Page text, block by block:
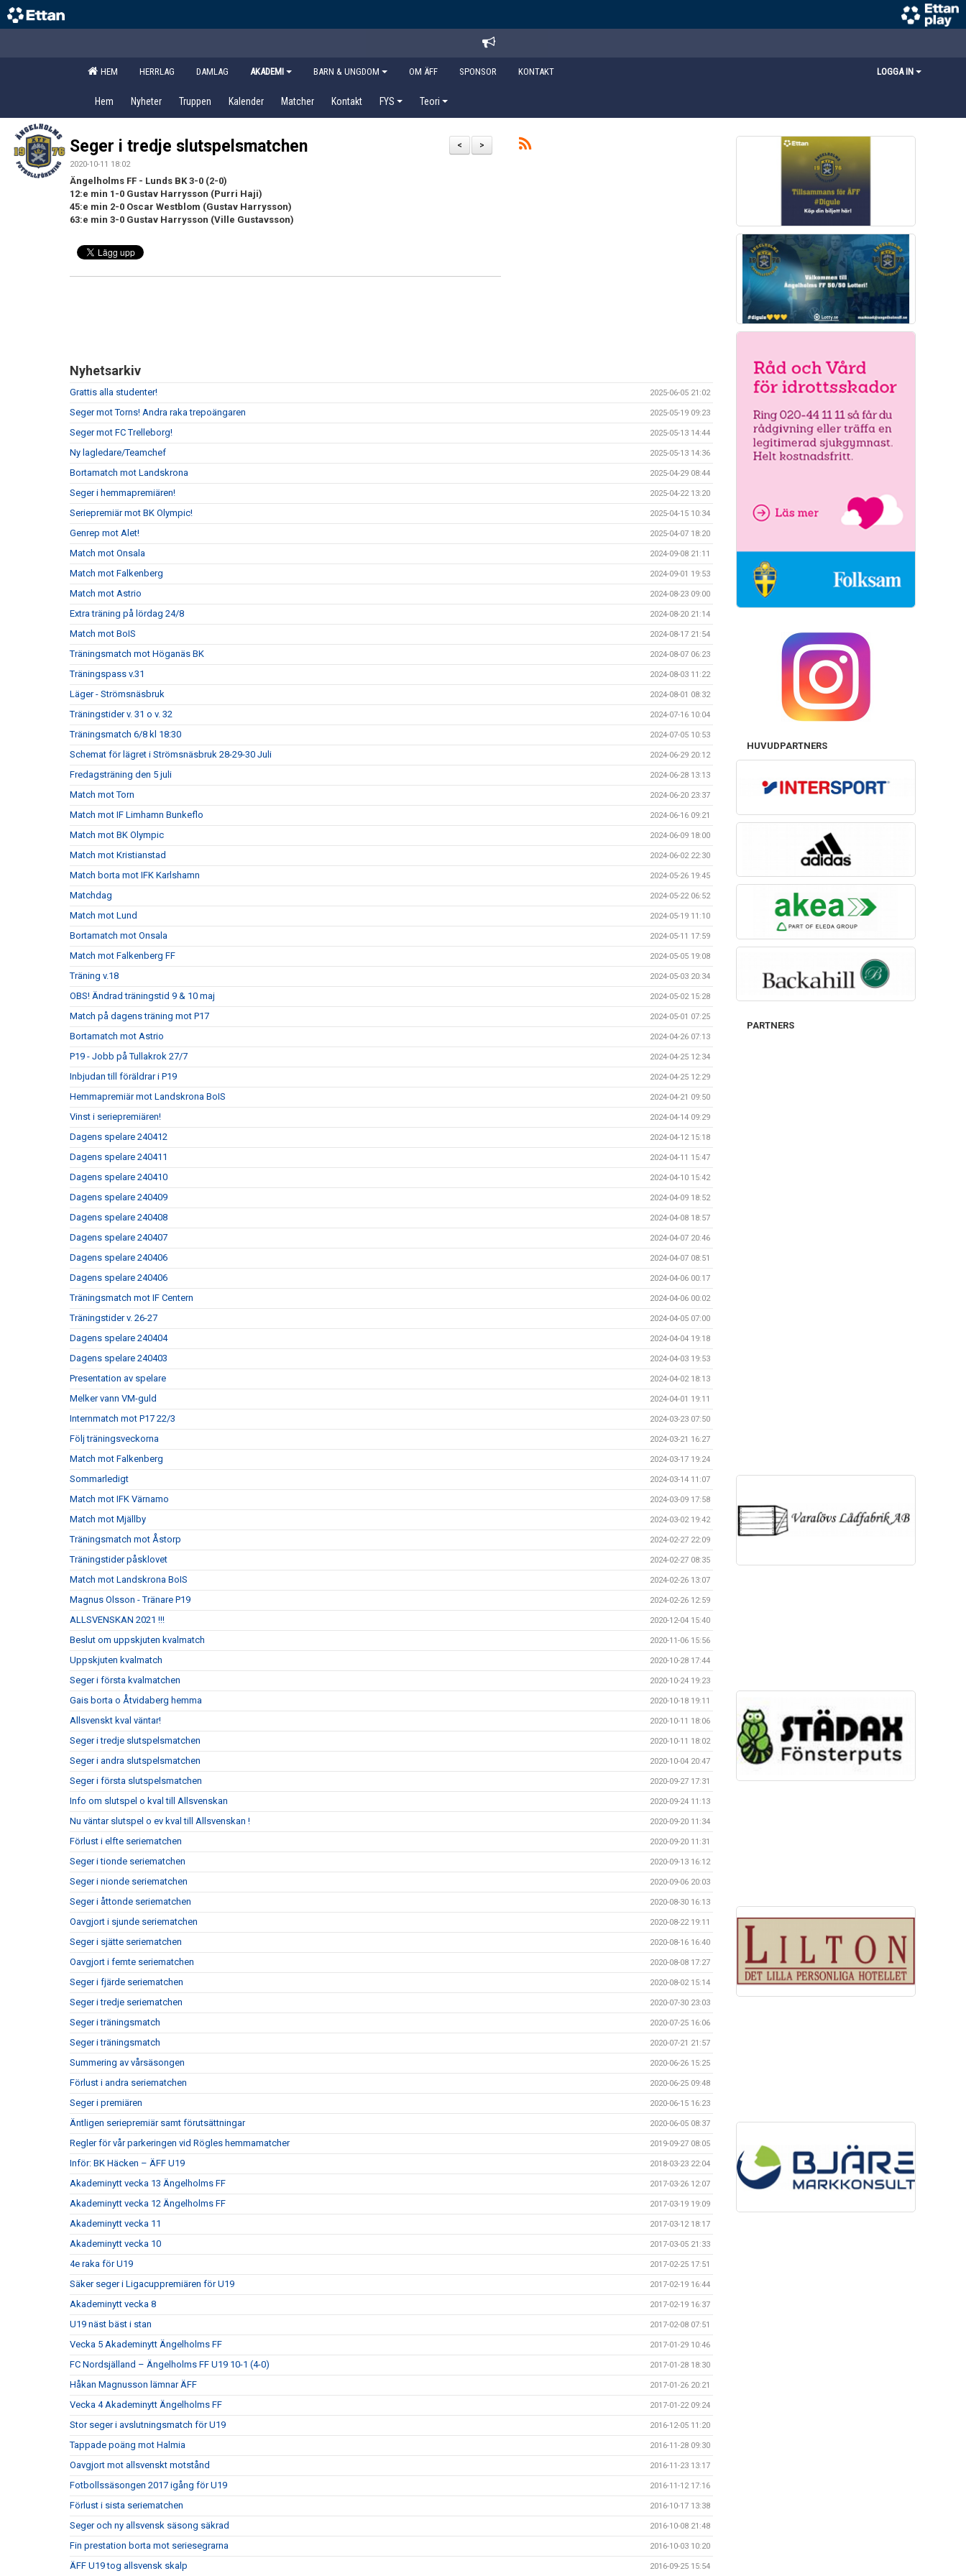
HEM HERRLAG DAMLAG AKADEMI BARN & UNGDOM OM ÄFF SPONSOR KONTAKT LOGGA IN
Hem Nyheter Truppen Kalender Matcher Kontakt FYS Teori
>
<
Seger i tredje slutspelsmatchen
2020-10-11 18:02
Ängelholms FF - Lunds BK 3-0 (2-0)
12:e min 1-0 Gustav Harrysson (Purri Haji)
45:e min 2-0 Oscar Westblom (Gustav Harrysson)
63:e min 3-0 Gustav Harrysson (Ville Gustavsson)
Nyhetsarkiv
Grattis alla studenter! 2025-06-05 21:02
Seger mot Torns! Andra raka trepoängaren 2025-05-19 09:23
Seger mot FC Trelleborg! 2025-05-13 14:44
Ny lagledare/Teamchef 2025-05-13 14:36
Bortamatch mot Landskrona 2025-04-29 08:44
Seger i hemmapremiären! 2025-04-22 13:20
Seriepremiär mot BK Olympic! 2025-04-15 10:34
Genrep mot Alet! 2025-04-07 18:20
Match mot Onsala 2024-09-08 21:11
Match mot Falkenberg 2024-09-01 19:53
Match mot Astrio 2024-08-23 09:00
Extra träning på lördag 24/8 2024-08-20 21:14
Match mot BoIS 2024-08-17 21:54
Träningsmatch mot Höganäs BK 2024-08-07 06:23
Träningspass v.31 2024-08-03 11:22
Läger - Strömsnäsbruk 2024-08-01 08:32
Träningstider v. 31 o v. 32 2024-07-16 10:04
Träningsmatch 6/8 kl 18:30 2024-07-05 10:53
Schemat för lägret i Strömsnäsbruk 28-29-30 Juli 2024-06-29 20:12
Fredagsträning den 5 juli 2024-06-28 13:13
Match mot Torn 2024-06-20 23:37
Match mot IF Limhamn Bunkeflo 2024-06-16 09:21
Match mot BK Olympic 2024-06-09 18:00
Match mot Kristianstad 2024-06-02 22:30
Match borta mot IFK Karlshamn 2024-05-26 19:45
Matchdag 2024-05-22 06:52
Match mot Lund 2024-05-19 11:10
Bortamatch mot Onsala 2024-05-11 17:59
Match mot Falkenberg FF 2024-05-05 19:08
Träning v.18 2024-05-03 20:34
OBS! Ändrad träningstid 9 & 10 maj 2024-05-02 15:28
Match på dagens träning mot P17 2024-05-01 07:25
Bortamatch mot Astrio 2024-04-26 07:13
P19 - Jobb på Tullakrok 27/7 2024-04-25 12:34
Inbjudan till föräldrar i P19 2024-04-25 12:29
Hemmapremiär mot Landskrona BoIS 2024-04-21 09:50
Vinst i seriepremiären! 2024-04-14 09:29
Dagens spelare 240412 2024-04-12 15:18
Dagens spelare 240411 2024-04-11 15:47
Dagens spelare 240410 2024-04-10 15:42
Dagens spelare 240409 2024-04-09 18:52
Dagens spelare 240408 2024-04-08 18:57
Dagens spelare 240407 2024-04-07 20:46
Dagens spelare 240406 2024-04-07 08:51
Dagens spelare 240406 2024-04-06 00:17
Träningsmatch mot IF Centern 2024-04-06 00:02
Träningstider v. 26-27 2024-04-05 07:00
Dagens spelare 240404 2024-04-04 19:18
Dagens spelare 240403 2024-04-03 19:53
Presentation av spelare 2024-04-02 18:13
Melker vann VM-guld 2024-04-01 19:11
Internmatch mot P17 22/3 2024-03-23 07:50
Följ träningsveckorna 2024-03-21 16:27
Match mot Falkenberg 2024-03-17 19:24
Sommarledigt 2024-03-14 11:07
Match mot IFK Värnamo 2024-03-09 17:58
Match mot Mjällby 2024-03-02 19:42
Träningsmatch mot Åstorp 2024-02-27 22:09
Träningstider påsklovet 2024-02-27 08:35
Match mot Landskrona BoIS 2024-02-26 13:07
Magnus Olsson - Tränare P19 2024-02-26 12:59
ALLSVENSKAN 2021 !!! 2020-12-04 15:40
Beslut om uppskjuten kvalmatch 2020-11-06 15:56
Uppskjuten kvalmatch 2020-10-28 17:44
Seger i första kvalmatchen 2020-10-24 19:23
Gais borta o Åtvidaberg hemma 2020-10-18 19:11
Allsvenskt kval väntar! 2020-10-11 18:06
Seger i tredje slutspelsmatchen 2020-10-11 18:02
Seger i andra slutspelsmatchen 2020-10-04 20:47
Seger i första slutspelsmatchen 2020-09-27 17:31
Info om slutspel o kval till Allsvenskan 2020-09-24 11:13
Nu väntar slutspel o ev kval till Allsvenskan ! 2020-09-20 11:34
Förlust i elfte seriematchen 2020-09-20 11:31
Seger i tionde seriematchen 2020-09-13 16:12
Seger i nionde seriematchen 2020-09-06 20:03
Seger i åttonde seriematchen 2020-08-30 16:13
Oavgjort i sjunde seriematchen 2020-08-22 19:11
Seger i sjätte seriematchen 2020-08-16 16:40
Oavgjort i femte seriematchen 2020-08-08 17:27
Seger i fjärde seriematchen 2020-08-02 15:14
Seger i tredje seriematchen 2020-07-30 23:03
Seger i träningsmatch 2020-07-25 16:06
Seger i träningsmatch 2020-07-21 21:57
Summering av vårsäsongen 2020-06-26 15:25
Förlust i andra seriematchen 2020-06-25 09:48
Seger i premiären 2020-06-15 16:23
Äntligen seriepremiär samt förutsättningar 2020-06-05 08:37
Regler för vår parkeringen vid Rögles hemmamatcher 2019-09-27 08:05
Inför: BK Häcken – ÄFF U19 2018-03-23 22:04
Akademinytt vecka 13 Ängelholms FF 2017-03-26 12:07
Akademinytt vecka 12 Ängelholms FF 2017-03-19 19:09
Akademinytt vecka 11 2017-03-12 18:17
Akademinytt vecka 10 2017-03-05 21:33
4e raka för U19 2017-02-25 17:51
Säker seger i Ligacuppremiären för U19 2017-02-19 16:44
Akademinytt vecka 8 2017-02-19 16:37
U19 näst bäst i stan 2017-02-08 07:51
Vecka 5 Akademinytt Ängelholms FF 2017-01-29 10:46
FC Nordsjälland – Ängelholms FF U19 10-1 (4-0) 2017-01-28 18:30
Håkan Magnusson lämnar ÄFF 2017-01-26 20:21
Vecka 4 Akademinytt Ängelholms FF 2017-01-22 09:24
Stor seger i avslutningsmatch för U19 2016-12-05 11:20
Tappade poäng mot Halmia 2016-11-28 09:30
Oavgjort mot allsvenskt motstånd 2016-11-23 13:17
Fotbollssäsongen 2017 igång för U19 2016-11-12 17:16
Förlust i sista seriematchen 2016-10-17 13:38
Seger och ny allsvensk säsong säkrad 2016-10-08 21:48
Fin prestation borta mot seriesegrarna 2016-10-03 10:20
ÄFF U19 tog allsvensk skalp 2016-09-25 15:54
HUVUDPARTNERS
PARTNERS